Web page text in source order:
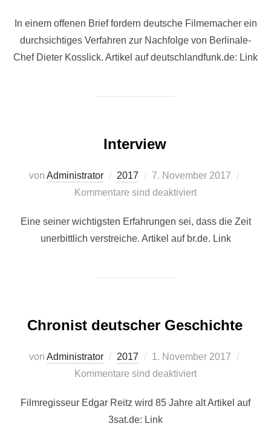
In einem offenen Brief fordern deutsche Filmemacher ein
durchsichtiges Verfahren zur Nachfolge von Berlinale-
Chef Dieter Kosslick. Artikel auf deutschlandfunk.de: Link
Interview
von Administrator 2017
Veröffentlicht
am
7. November 2017
Kommentare sind deaktiviert
Eine seiner wichtigsten Erfahrungen sei, dass die Zeit
unerbittlich verstreiche. Artikel auf br.de. Link
Chronist deutscher Geschichte
von Administrator 2017
Veröffentlicht
am
1. November 2017
Kommentare sind deaktiviert
Filmregisseur Edgar Reitz wird 85 Jahre alt Artikel auf
3sat.de: Link